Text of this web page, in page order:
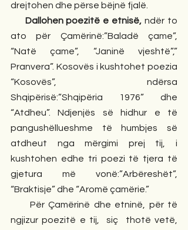
drejtohen dhe përse bëjnë fjalë.
     Dallohen poezitë e etnisë,
ndër to
ato për Çamërinë:”Baladë çame”,
“Natë çame”, “Janinë vjeshtë”,”
Pranvera”. Kosovës i kushtohet poezia
“Kosovës”, ndërsa
Shqipërisë:”Shqipëria 1976” dhe
“Atdheu”. Ndjenjës së hidhur e të
pangushëllueshme të humbjes së
atdheut nga mërgimi prej tij, i
kushtohen edhe tri poezi të tjera të
gjetura më vonë:”Arbëreshët”,
“Braktisje” dhe “Aromë çamërie.”
ngjizur poezitë e tij,  siç  thotë vetë,